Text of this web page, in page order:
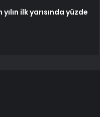
ilk yarısında yüzde